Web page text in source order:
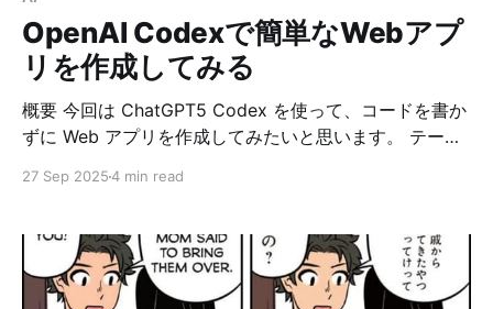
イ容易streamlit cloud や Docker、または任
OpenAI Codexで簡単なWebアプ
リを作成してみる
概要 今回は ChatGPT5 Codex を使って、コードを書か
ずに Web アプリを作成してみたいと思います。 テーマ
リにしました。 勉強に役立ててもらえたらうれしいで
agent」拡張をインストールします。 (2) Next.jsを使う
ことにしたので、環境を整えます。 $ nvm install --lts
$ nvm use --lts Now using node v22.19.0 (npm
27 Sep 20254 min read